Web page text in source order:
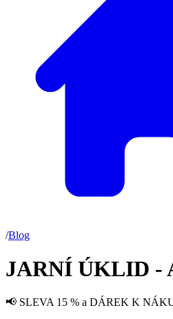
/Blog
JARNÍ ÚKLID -
📢 SLEVA 15 % a DÁREK K